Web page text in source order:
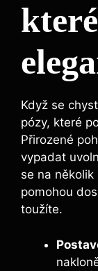
Když se
pózy, které
Přirozené
vypadat
se na
pomohou
toužíte.